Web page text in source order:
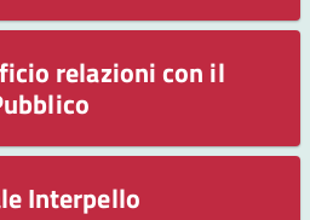
relazioni con il
Interpello